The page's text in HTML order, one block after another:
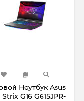
Ноутбук Asus
Strix G16 G615JPR-